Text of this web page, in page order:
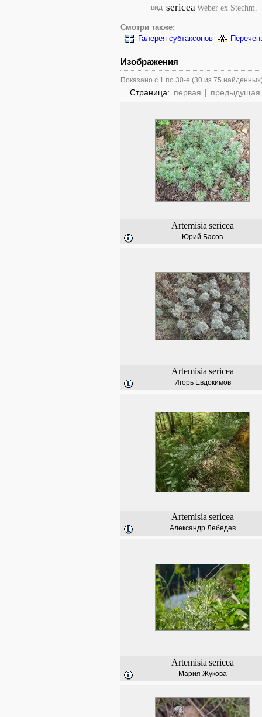
вид sericeaWeber ex Stechm.
Смотри также:
Галерея субтаксонов
Изображения
Показано с 1 по 30-е (30 из 75
Страница: первая | предыдущая
Artemisia sericea
Юрий Басов
Artemisia sericea
Игорь Евдокимов
Artemisia sericea
Александр Лебедев
Artemisia sericea
Мария Жукова